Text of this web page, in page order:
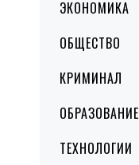
ЭКОНОМИКА
ОБЩЕСТВО
КРИМИНАЛ
ОБРАЗОВАНИЕ
ТЕХНОЛОГИИ